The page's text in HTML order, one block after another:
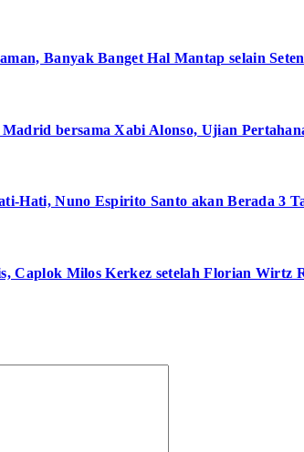
Banyak Banget Hal Mantap selain
Madrid bersama Xabi Alonso, Ujian
Hati, Nuno Espirito Santo akan Berada 3
Caplok Milos Kerkez setelah Florian Wirtz